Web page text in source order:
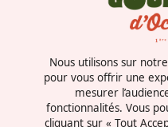
Concorde Avenue
31840 - Aussonne
France
Nous utilisons sur
pour vous offrir une
mesurer
fonctionnalités. Vous
cliquant sur « Tout